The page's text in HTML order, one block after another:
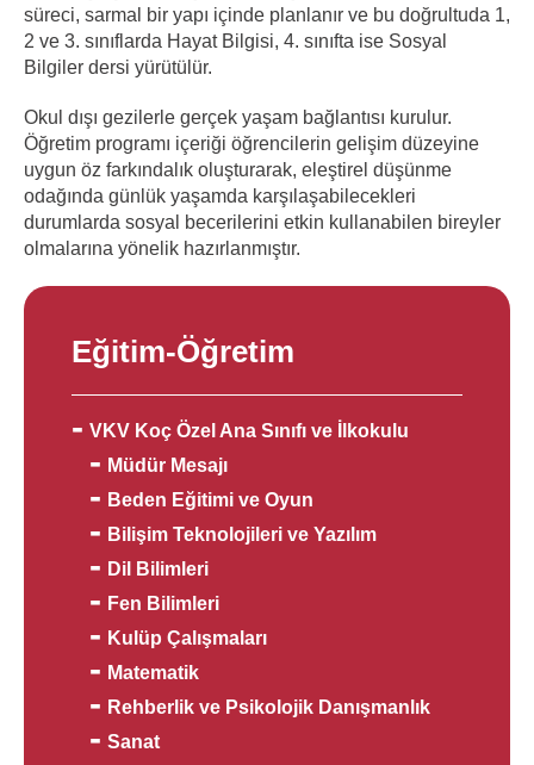
süreci, sarmal bir yapı içinde planlanır ve bu doğrultuda 1,
2 ve 3. sınıflarda Hayat Bilgisi, 4. sınıfta ise Sosyal
Bilgiler dersi yürütülür.
Okul dışı gezilerle gerçek yaşam bağlantısı kurulur.
Öğretim programı içeriği öğrencilerin gelişim düzeyine
uygun öz farkındalık oluşturarak, eleştirel düşünme
odağında günlük yaşamda karşılaşabilecekleri
durumlarda sosyal becerilerini etkin kullanabilen bireyler
olmalarına yönelik hazırlanmıştır.
Eğitim-Öğretim
VKV Koç Özel Ana Sınıfı ve İlkokulu
Müdür Mesajı
Beden Eğitimi ve Oyun
Bilişim Teknolojileri ve Yazılım
Dil Bilimleri
Fen Bilimleri
Kulüp Çalışmaları
Matematik
Rehberlik ve Psikolojik Danışmanlık
Sanat